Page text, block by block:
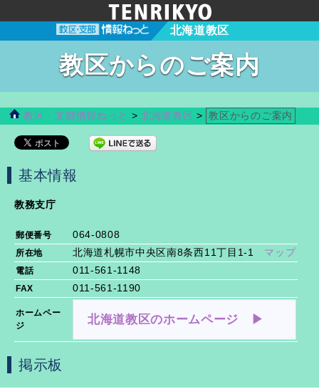
北海道教区
教区からのご案内
教区・支部情報ねっと > 北海道教区 > 教区からのご案内
基本情報
教務支庁
郵便番号 064-0808
所在地 北海道札幌市中央区南8条西11丁目1-1 マップ
電話 011-561-1148
FAX 011-561-1190
ホームペー
ジ
北海道教区のホームページ ▶︎
掲示板